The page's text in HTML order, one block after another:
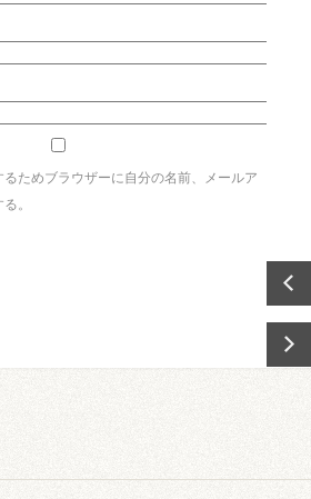
ためブラウザーに自分の名前、メールア
。